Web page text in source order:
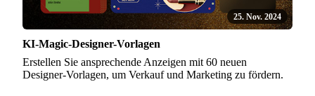
25. Nov. 2024
KI-Magic-Designer-Vorlagen
Erstellen Sie ansprechende Anzeigen mit 60 neuen
Designer-Vorlagen, um Verkauf und Marketing zu fördern.